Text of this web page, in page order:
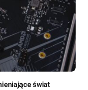
świat